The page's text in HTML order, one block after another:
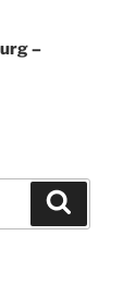
–